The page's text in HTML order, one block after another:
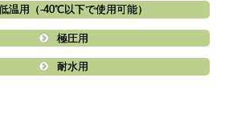
温用（-40℃以下で使用可能）
極圧用
耐水用